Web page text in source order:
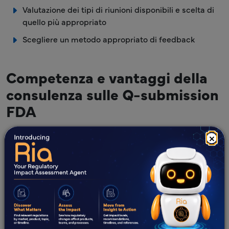
×
Valutazione dei tipi di riunioni disponibili e scelta di
quello più appropriato
Scegliere un metodo appropriato di feedback
Competenza e vantaggi della
consulenza sulle Q-submission
FDA
Competenza
Supporto per Q-Submission originale,
supplementare e di modifica
Analisi dei documenti del dispositivo.
Valutazione e definizione del percorso di incontro più
adatto